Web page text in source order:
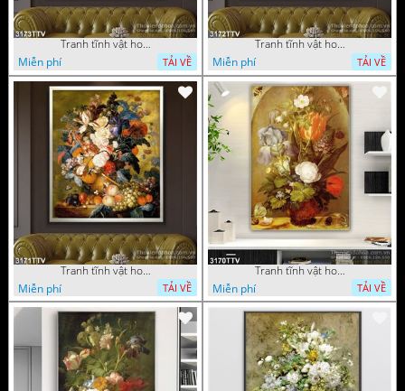
Tranh tĩnh vật hoa quả sơn dầu độc đáo đẹp
Miễn phí
TẢI VỀ
Tranh tĩnh vật hoa quả sơn dầu trang trí phòng ngủ
Miễn phí
TẢI VỀ
Tranh tĩnh vật hoa quả sơn dầu đẹp
Miễn phí
TẢI VỀ
Tranh tĩnh vật hoa quả sơn dầu độc đáo
Miễn phí
TẢI VỀ